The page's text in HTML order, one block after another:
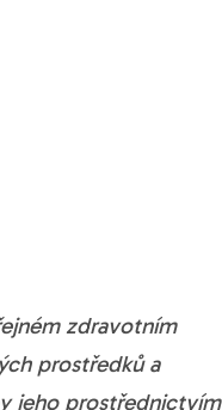
zdravotním
prostředků a
jeho prostřednictvím